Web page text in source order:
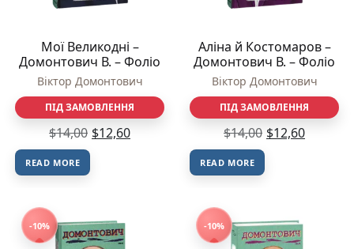
Мої Великодні –
Домонтович В. – Фоліо
Віктор Домонтович
ПІД ЗАМОВЛЕННЯ
$14,00 $12,60
READ MORE
Аліна й Костомаров –
Домонтович В. – Фоліо
Віктор Домонтович
ПІД ЗАМОВЛЕННЯ
$14,00 $12,60
READ MORE
-10% -10%